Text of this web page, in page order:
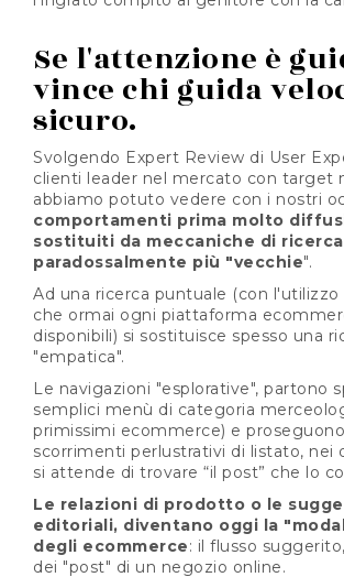
Se l'attenzione è
vince chi guida
sicuro.
Svolgendo Expert Review di User
clienti leader nel mercato con target
abbiamo potuto vedere con i nostri
comportamenti prima molto
sostituiti da meccaniche di ricerca
paradossalmente più "vecchie".
Ad una ricerca puntuale (con
che ormai ogni piattaforma
disponibili) si sostituisce spesso una
"empatica".
Le navigazioni "esplorative", partono
semplici menù di categoria
primissimi ecommerce) e
scorrimenti perlustrativi di listato, nei
si attende di trovare “il post” che lo
Le relazioni di prodotto o le
editoriali, diventano oggi la
degli ecommerce: il flusso
dei "post" di un negozio online.